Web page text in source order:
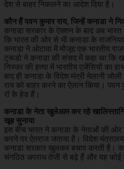
देश से बाहर निकलने का आदेश दिया है।
कौन हैं पवन कुमार राय, जिन्हें कनाडा ने
कनाडा सरकार के ऐक्शन के बाद अब
कि भारत की ओर से भी कनाडा के
कनाडा ने ओटावा में मौजूद एक भारतीय
ट्रूडो ने कनाडा की संसद में कहा था कि
निज्जर की हत्या में भारतीय एजेंसियों का
बाद ही कनाडा के विदेश मंत्री मेलानी
राय को बाहर करने का ऐलान किया। पवन
रॉ के हेड हैं।
कनाडा के नेता खुलेआम कर रहे
खूब सुनाया
इस बीच भारत ने कनाडा के नेताओं की
करने पर ऐतराज जताया है। विदेश
कनाडा सरकार खुलकर बचाव करती है।
संगठित अपराध तेजी से बढ़े हैं और यह कोई